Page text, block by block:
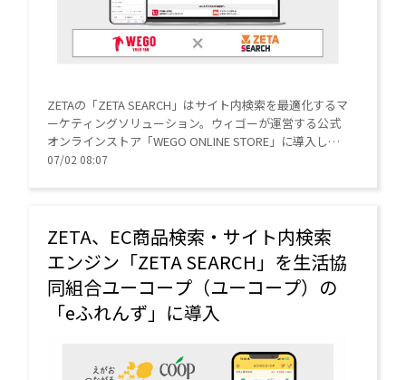
ZETAの「ZETA SEARCH」はサイト内検索を最適化するマ
ーケティングソリューション。ウィゴーが運営する公式
オンラインストア「WEGO ONLINE STORE」に導入し
た。
07/02 08:07
ZETA、EC商品検索・サイト内検索
エンジン「ZETA SEARCH」を生活協
同組合ユーコープ（ユーコープ）の
「eふれんず」に導入